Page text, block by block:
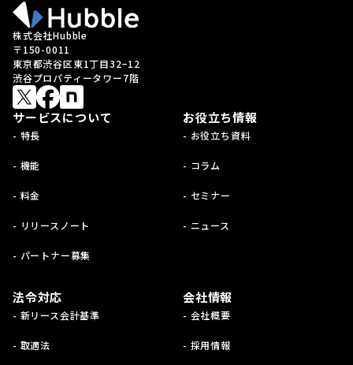
株式会社Hubble
〒150-0011
東京都渋谷区東1丁目32−12
渋谷プロパティータワー7階
サービスについて
- 特長
- 機能
- 料金
- リリースノート
- パートナー募集
お役立ち情報
- お役立ち資料
- コラム
- セミナー
- ニュース
法令対応
- 新リース会計基準
- 取適法
会社情報
- 会社概要
- 採用情報